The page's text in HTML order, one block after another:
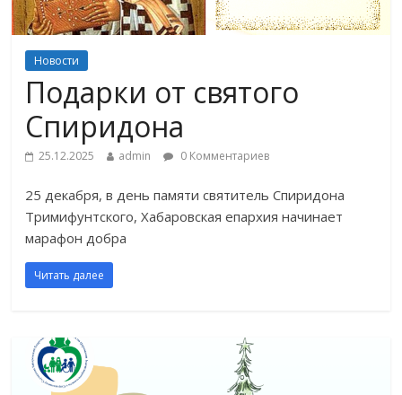
Новости
Подарки от святого
Спиридона
25.12.2025 admin 0 Комментариев
25 декабря, в день памяти святитель Спиридона
Тримифунтского, Хабаровская епархия начинает
марафон добра
Читать далее